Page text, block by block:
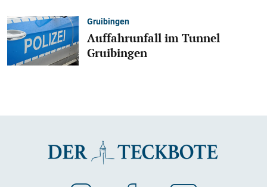
Gruibingen
Auffahrunfall im Tunnel
Gruibingen